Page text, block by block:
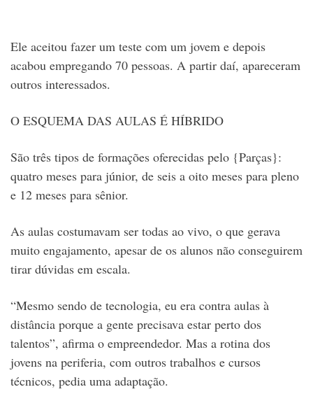
Ele aceitou fazer um teste com um jovem e depois
acabou empregando 70 pessoas. A partir daí, apareceram
outros interessados.
O ESQUEMA DAS AULAS É HÍBRIDO
São três tipos de formações oferecidas pelo {Parças}:
quatro meses para júnior, de seis a oito meses para pleno
e 12 meses para sênior.
As aulas costumavam ser todas ao vivo, o que gerava
muito engajamento, apesar de os alunos não conseguirem
tirar dúvidas em escala.
“Mesmo sendo de tecnologia, eu era contra aulas à
distância porque a gente precisava estar perto dos
talentos”, afirma o empreendedor. Mas a rotina dos
jovens na periferia, com outros trabalhos e cursos
técnicos, pedia uma adaptação.